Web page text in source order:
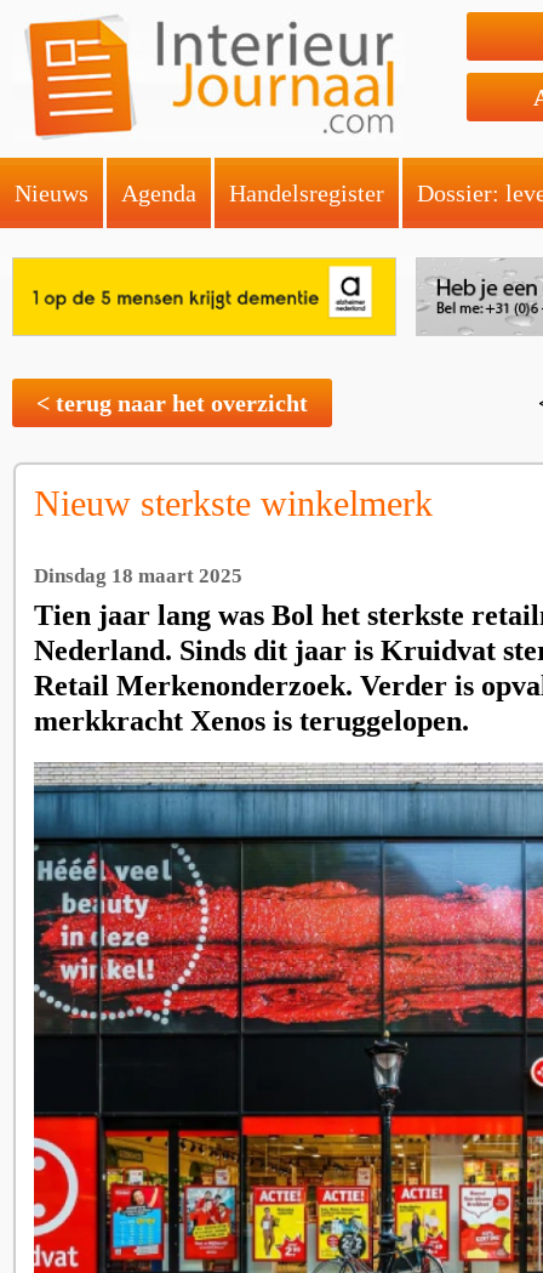
Nieuws Agenda Handelsregister Dossier:
< terug naar het overzicht
Nieuw sterkste winkelmerk
Dinsdag 18 maart 2025
Tien jaar lang was Bol het sterkste
Nederland. Sinds dit jaar is Kruidvat
Retail Merkenonderzoek. Verder is
merkkracht Xenos is teruggelopen.